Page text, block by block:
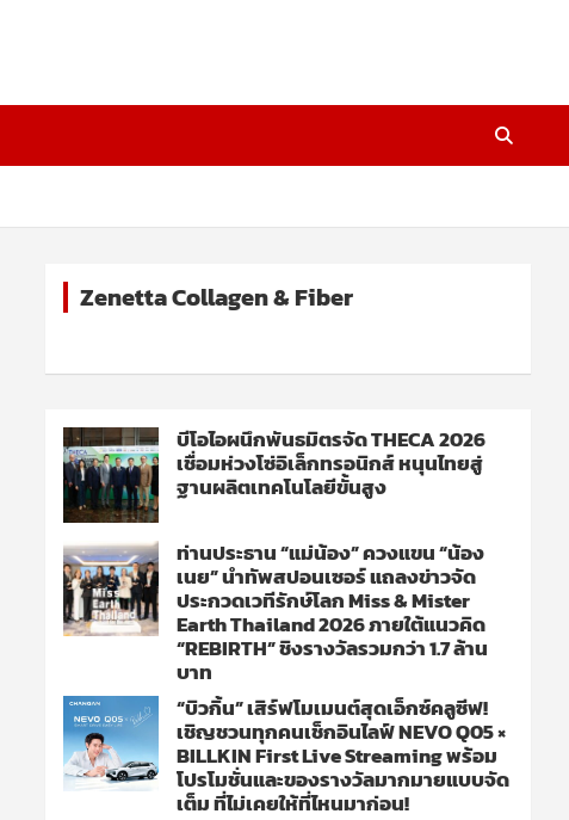
Zenetta Collagen & Fiber
บีโอไอผนึกพันธมิตรจัด THECA 2026
เชื่อมห่วงโซ่อิเล็กทรอนิกส์ หนุนไทยสู่
ฐานผลิตเทคโนโลยีขั้นสูง
ท่านประธาน “แม่น้อง” ควงแขน “น้อง
เนย” นำทัพสปอนเซอร์ แถลงข่าวจัด
ประกวดเวทีรักษ์โลก Miss & Mister
Earth Thailand 2026 ภายใต้แนวคิด
“REBIRTH” ชิงรางวัลรวมกว่า 1.7 ล้าน
บาท
“บิวกิ้น” เสิร์ฟโมเมนต์สุดเอ็กซ์คลูซีฟ!
เชิญชวนทุกคนเช็กอินไลฟ์ NEVO Q05 ×
BILLKIN First Live Streaming พร้อม
โปรโมชั่นและของรางวัลมากมายแบบจัด
เต็ม ที่ไม่เคยให้ที่ไหนมาก่อน!